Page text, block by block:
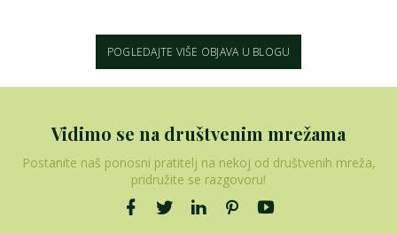
POGLEDAJTE VIŠE OBJAVA U BLOGU
Vidimo se na društvenim mrežama
Postanite naš ponosni pratitelj na nekoj od društvenih mreža,
pridružite se razgovoru!